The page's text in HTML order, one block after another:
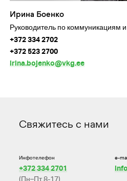
Ирина Боенко
Руководитель по коммуникациям
+372 334 2702
+372 523 2700
irina.bojenko@vkg.ee
Свяжитесь с нами
Инфотелефон
+372 334 2701
(Пн–Пт 8-17)
e-